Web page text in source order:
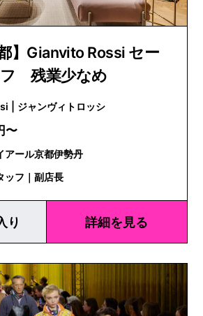
】Gianvito Rossi セー
残業少なめ
Gianvito Rossi | ジャンヴィトロッシ
〜
アール京都伊勢丹
ッフ｜副店長
り 詳細を見る